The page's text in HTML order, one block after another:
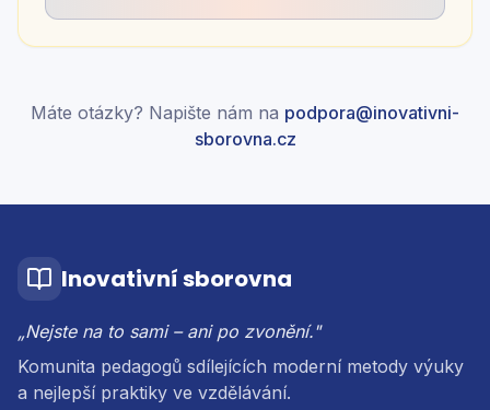
Máte otázky? Napište nám na podpora@inovativni-
sborovna.cz
Inovativní sborovna
„Nejste na to sami – ani po zvonění."
Komunita pedagogů sdílejících moderní metody výuky
a nejlepší praktiky ve vzdělávání.